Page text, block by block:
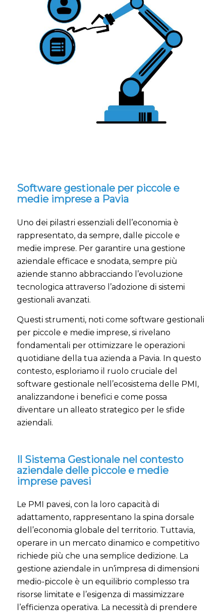
Software gestionale per piccole e
medie imprese a Pavia
Uno dei pilastri essenziali dell’economia è
rappresentato, da sempre, dalle piccole e
medie imprese. Per garantire una gestione
aziendale efficace e snodata, sempre più
aziende stanno abbracciando l’evoluzione
tecnologica attraverso l’adozione di sistemi
gestionali avanzati.
Questi strumenti, noti come software gestionali
per piccole e medie imprese, si rivelano
fondamentali per ottimizzare le operazioni
quotidiane della tua azienda a Pavia. In questo
contesto, esploriamo il ruolo cruciale del
software gestionale nell’ecosistema delle PMI,
analizzandone i benefici e come possa
diventare un alleato strategico per le sfide
aziendali.
Il Sistema Gestionale nel contesto
aziendale delle piccole e medie
imprese pavesi
Le PMI pavesi, con la loro capacità di
adattamento, rappresentano la spina dorsale
dell’economia globale del territorio. Tuttavia,
operare in un mercato dinamico e competitivo
richiede più che una semplice dedizione. La
gestione aziendale in un’impresa di dimensioni
medio-piccole è un equilibrio complesso tra
risorse limitate e l’esigenza di massimizzare
l’efficienza operativa. La necessità di prendere